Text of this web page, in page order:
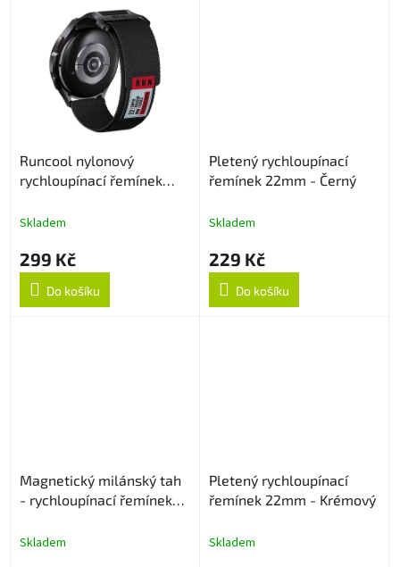
Runcool nylonový
rychloupínací řemínek
Skladem
299 Kč
Do košíku
Pletený rychloupínací
řemínek 22mm - Černý
Skladem
229 Kč
Do košíku
Magnetický milánský tah
- rychloupínací řemínek
Skladem
Pletený rychloupínací
řemínek 22mm - Krémový
Skladem